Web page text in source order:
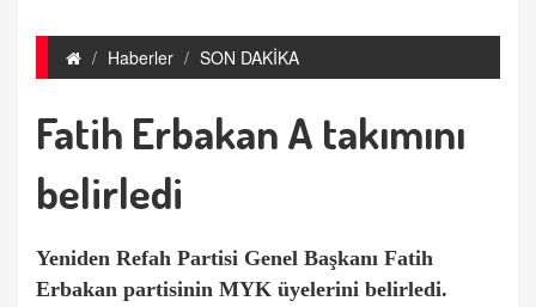
Haberler SON DAKİKA
Fatih Erbakan A takımını
belirledi
Yeniden Refah Partisi Genel Başkanı Fatih
Erbakan partisinin MYK üyelerini belirledi.